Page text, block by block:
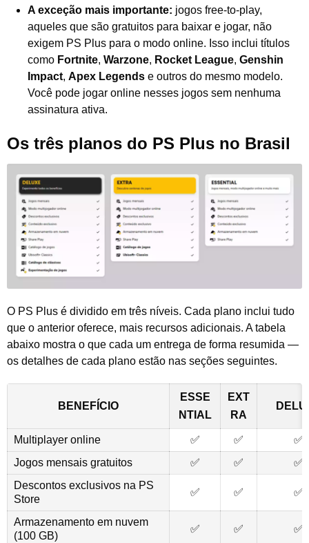
A exceção mais importante: jogos free-to-play,
aqueles que são gratuitos para baixar e jogar, não
exigem PS Plus para o modo online. Isso inclui títulos
como Fortnite, Warzone, Rocket League, Genshin
Impact, Apex Legends e outros do mesmo modelo.
Você pode jogar online nesses jogos sem nenhuma
assinatura ativa.
Os três planos do PS Plus no Brasil
O PS Plus é dividido em três níveis. Cada plano inclui tudo
que o anterior oferece, mais recursos adicionais. A tabela
abaixo mostra o que cada um entrega de forma resumida —
os detalhes de cada plano estão nas seções seguintes.
BENEFÍCIO
ESSE
NTIAL
EXT
RA
Multiplayer online ✅ ✅
✅
Jogos mensais gratuitos
✅ ✅
✅
Descontos exclusivos na PS
Store
✅ ✅ ✅
Armazenamento em nuvem
(100 GB)
✅ ✅ ✅